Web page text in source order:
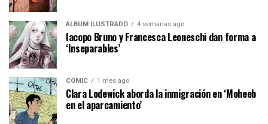
ÁLBUM ILUSTRADO 4 semanas ago
Iacopo Bruno y Francesca Leoneschi dan forma a
‘Inseparables’
CÓMIC 1 mes ago
Clara Lodewick aborda la inmigración en ‘Moheeb
en el aparcamiento’